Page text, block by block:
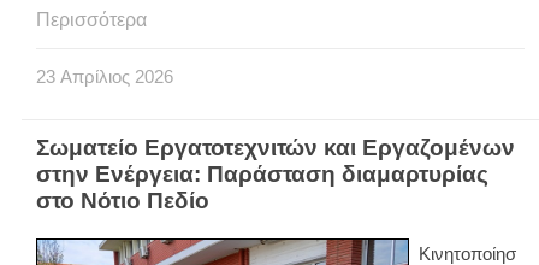
Περισσότερα
23 Απρίλιος 2026
Σωματείο Εργατοτεχνιτών και Εργαζομένων
στην Ενέργεια: Παράσταση διαμαρτυρίας
στο Νότιο Πεδίο
Κινητοποίησ